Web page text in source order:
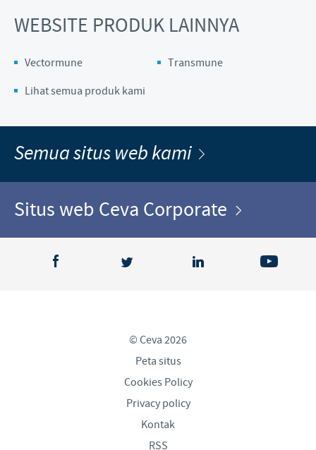
WEBSITE PRODUK LAINNYA
Vectormune
Transmune
Lihat semua produk kami
Semua situs web kami
Situs web Ceva Corporate
© Ceva 2026
Peta situs
Cookies Policy
Privacy policy
Kontak
RSS